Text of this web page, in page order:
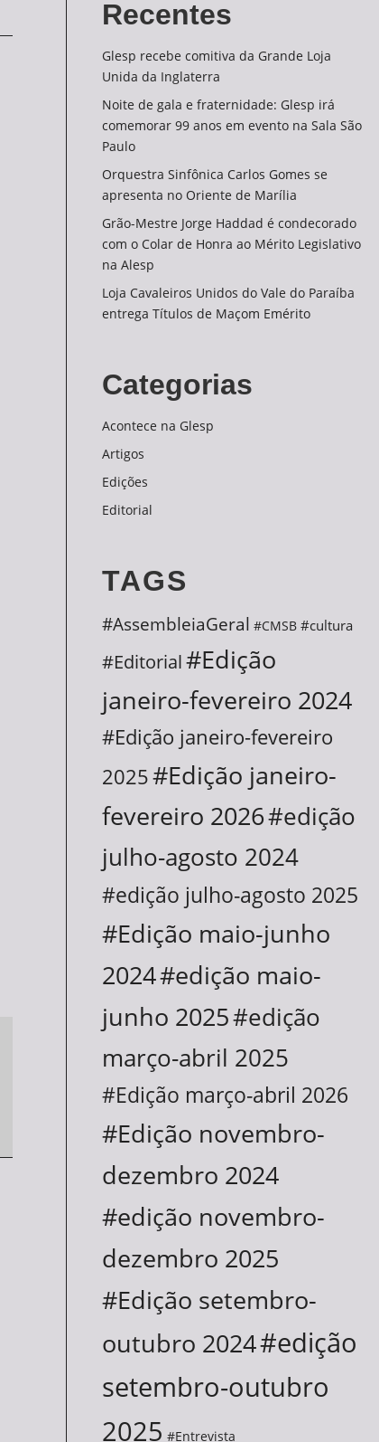
Recentes
Glesp recebe comitiva da Grande Loja
Unida da Inglaterra
Noite de gala e fraternidade: Glesp irá
comemorar 99 anos em evento na Sala São
Paulo
Orquestra Sinfônica Carlos Gomes se
apresenta no Oriente de Marília
Grão-Mestre Jorge Haddad é condecorado
com o Colar de Honra ao Mérito Legislativo
na Alesp
Loja Cavaleiros Unidos do Vale do Paraíba
entrega Títulos de Maçom Emérito
Categorias
Acontece na Glesp
Artigos
Edições
Editorial
TAGS
#AssembleiaGeral #CMSB #cultura
#Editorial#Edição
janeiro-fevereiro 2024
#Edição janeiro-fevereiro
2025#Edição janeiro-
fevereiro 2026#edição
julho-agosto 2024
#edição julho-agosto 2025
#Edição maio-junho
2024#edição maio-
junho 2025#edição
março-abril 2025
#Edição março-abril 2026
#Edição novembro-
dezembro 2024
#edição novembro-
dezembro 2025
#Edição setembro-
outubro 2024#edição
setembro-outubro
2025 #Entrevista